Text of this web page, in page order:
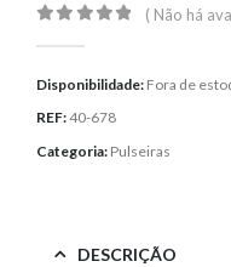
( Não há
Disponibilidade: Fora de
REF:40-678
Categoria: Pulseiras
DESCRIÇÃO